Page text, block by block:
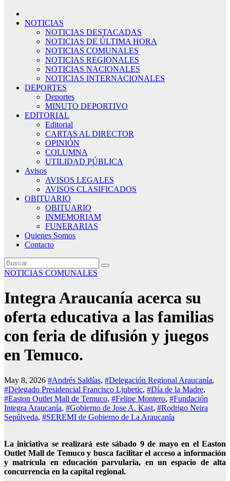
NOTICIAS
NOTICIAS DESTACADAS
NOTICIAS DE ÚLTIMA HORA
NOTICIAS COMUNALES
NOTICIAS REGIONALES
NOTICIAS NACIONALES
NOTICIAS INTERNACIONALES
DEPORTES
Deportes
MINUTO DEPORTIVO
EDITORIAL
Editorial
CARTAS AL DIRECTOR
OPINIÓN
COLUMNA
UTILIDAD PÚBLICA
Avisos
AVISOS LEGALES
AVISOS CLASIFICADOS
OBITUARIO
OBITUARIO
INMEMORIAM
FUNERARIAS
Quienes Somos
Contacto
NOTICIAS COMUNALES
Integra Araucanía acerca su
oferta educativa a las familias
con feria de difusión y juegos
en Temuco.
May 8, 2026 #Andrés Saldías, #Delegación Regional Araucanía,
#Delegado Presidencial Francisco Ljubetic, #Día de la Madre,
#Easton Outlet Mall de Temuco, #Felipe Montero, #Fundación
Integra Araucanía, #Gobierno de Jose A. Kast, #Rodrigo Neira
Sepúlveda, #SEREMI de Gobierno de La Araucanía
La iniciativa se realizará este sábado 9 de mayo en el Easton
Outlet Mall de Temuco y busca facilitar el acceso a información
y matrícula en educación parvularia, en un espacio de alta
concurrencia en la capital regional.